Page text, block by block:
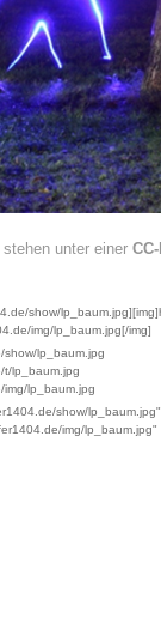
unter einer
show/
img/lp_baum.jpg[/img]
lp_baum.jpg
t/lp_baum.jpg
lp_baum.jpg
show/
img/